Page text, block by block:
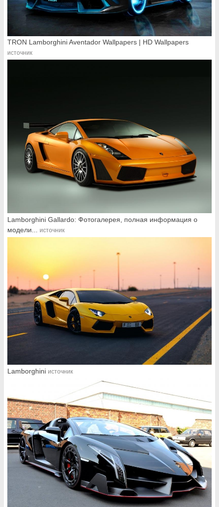
TRON Lamborghini Aventador Wallpapers | HD Wallpapers
источник
Lamborghini Gallardo: Фотогалерея, полная информация о
модели...
источник
Lamborghini источник